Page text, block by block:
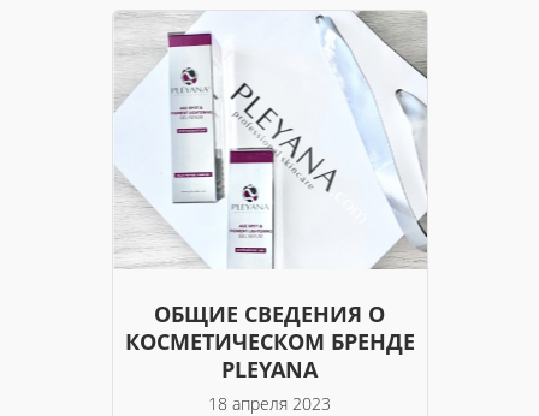
ОБЩИЕ СВЕДЕНИЯ О
КОСМЕТИЧЕСКОМ БРЕНДЕ
PLEYANA
18 апреля 2023